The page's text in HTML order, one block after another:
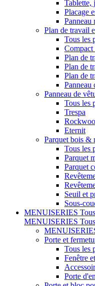
Tablette,
Placage
Panneau
Plan de travail
Tous les
Plan de
Plan de
Plan de
Panneau
Panneau de
Tous les
Trespa
Eternit
Parquet bois &
Tous les
Parquet
Parquet
Seuil et
Sous-
MENUISERIES
MENUISERIES
Porte et
Tous les
Fenêtre
Porte